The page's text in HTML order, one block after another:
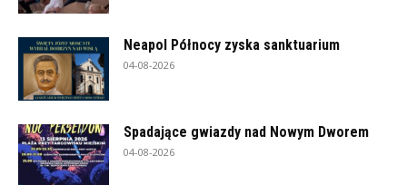
Neapol Północy zyska sanktuarium
04-08-2026
Spadające gwiazdy nad Nowym Dworem
04-08-2026